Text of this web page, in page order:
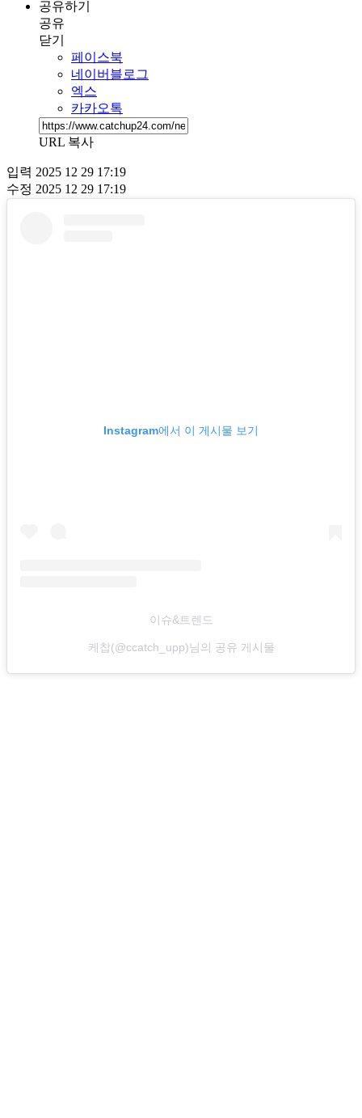
공유하기
공유
닫기
페이스북
네이버블로그
엑스
카카오톡
URL 복사
입력 2025 12 29 17:19
수정 2025 12 29 17:19
Instagram에서 이 게시물 보기
이슈&트렌드
케찹(@ccatch_upp)님의 공유 게시물